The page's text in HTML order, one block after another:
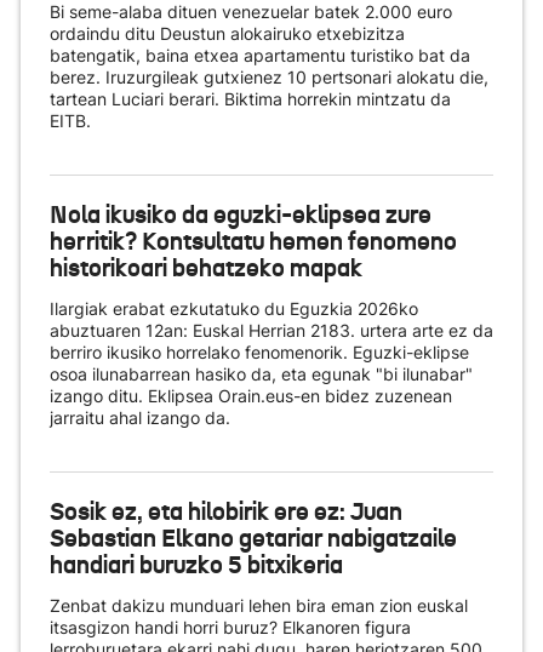
Bi seme-alaba dituen venezuelar batek 2.000 euro
ordaindu ditu Deustun alokairuko etxebizitza
batengatik, baina etxea apartamentu turistiko bat da
berez. Iruzurgileak gutxienez 10 pertsonari alokatu die,
tartean Luciari berari. Biktima horrekin mintzatu da
EITB.
Nola ikusiko da eguzki-eklipsea zure
herritik? Kontsultatu hemen fenomeno
historikoari behatzeko mapak
Ilargiak erabat ezkutatuko du Eguzkia 2026ko
abuztuaren 12an: Euskal Herrian 2183. urtera arte ez da
berriro ikusiko horrelako fenomenorik. Eguzki-eklipse
osoa ilunabarrean hasiko da, eta egunak "bi ilunabar"
izango ditu. Eklipsea Orain.eus-en bidez zuzenean
jarraitu ahal izango da.
Sosik ez, eta hilobirik ere ez: Juan
Sebastian Elkano getariar nabigatzaile
handiari buruzko 5 bitxikeria
Zenbat dakizu munduari lehen bira eman zion euskal
itsasgizon handi horri buruz? Elkanoren figura